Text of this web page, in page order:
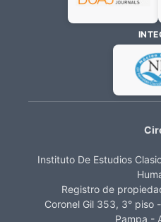
Instituto De Estudios
Registro de
Coronel Gil 353, 3° piso
Pampa -